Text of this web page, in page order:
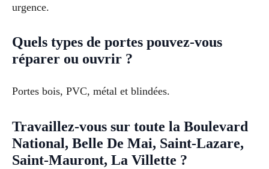
urgence.
Quels types de portes pouvez-vous
réparer ou ouvrir ?
Portes bois, PVC, métal et blindées.
Travaillez-vous sur toute la Boulevard
National, Belle De Mai, Saint-Lazare,
Saint-Mauront, La Villette ?